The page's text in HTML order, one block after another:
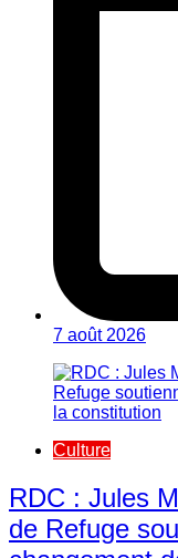
7 août 2026
Culture
RDC : Jules
de Refuge